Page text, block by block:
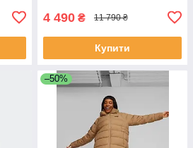
4 490 ₴ 11 790 ₴
Купити
–50%